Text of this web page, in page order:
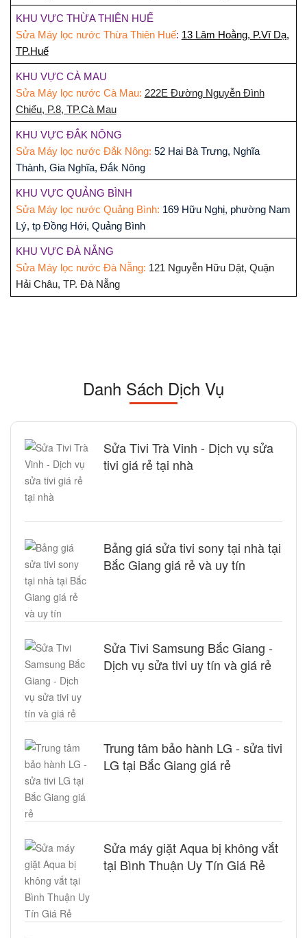
KHU VỰC THỪA THIÊN HUẾ
Sửa Máy lọc nước Thừa Thiên Huế: 13 Lâm Hoằng, P.Vĩ Dạ,
TP.Huế
KHU VỰC CÀ MAU
Sửa Máy lọc nước Cà Mau: 222E Đường Nguyễn Đình
Chiểu, P.8, TP.Cà Mau
KHU VỰC ĐẮK NÔNG
Sửa Máy lọc nước Đắk Nông: 52 Hai Bà Trưng, Nghĩa
Thành, Gia Nghĩa, Đắk Nông
KHU VỰC QUẢNG BÌNH
Sửa Máy lọc nước Quảng Bình: 169 Hữu Nghị, phường Nam
Lý, tp Đồng Hới, Quảng Bình
KHU VỰC ĐÀ NẴNG
Sửa Máy lọc nước Đà Nẵng: 121 Nguyễn Hữu Dật, Quận
Hải Châu, TP. Đà Nẵng
Danh Sách Dịch Vụ
Sửa Tivi Trà Vinh - Dịch vụ sửa
tivi giá rẻ tại nhà
Bảng giá sửa tivi sony tại nhà tại
Bắc Giang giá rẻ và uy tín
Sửa Tivi Samsung Bắc Giang -
Dịch vụ sửa tivi uy tín và giá rẻ
Trung tâm bảo hành LG - sửa tivi
LG tại Bắc Giang giá rẻ
Sửa máy giặt Aqua bị không vắt
tại Bình Thuận Uy Tín Giá Rẻ